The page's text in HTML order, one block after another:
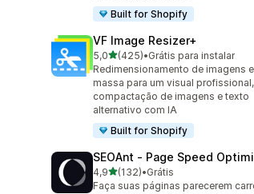
Built for Shopify
VF Image Resizer+
5,0de 5 estrelas
(425)
425 avaliações ao todo
•Grátis para instalar
Redimensionamento de imagens
massa para um visual profissional,
compactação de imagens e texto
alternativo com IA
Built for Shopify
SEOAnt ‑ Page Speed
4,9de 5 estrelas
(132)
132 avaliações ao todo
•Grátis
Faça suas páginas parecerem